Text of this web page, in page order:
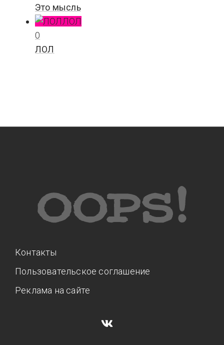
Это мысль
ЛОЛ
0
ЛОЛ
Контакты
Пользовательское соглашение
Реклама на сайте